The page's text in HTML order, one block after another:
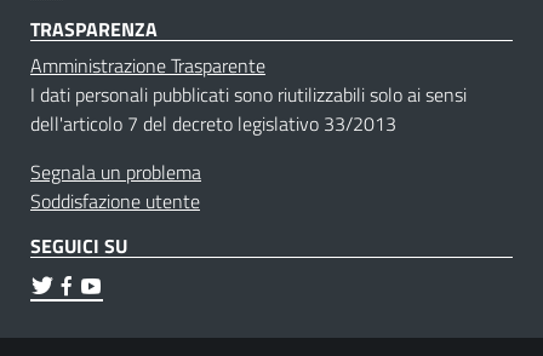
TRASPARENZA
Amministrazione Trasparente
I dati personali pubblicati sono riutilizzabili solo ai sensi
dell'articolo 7 del decreto legislativo 33/2013
Segnala un problema
Soddisfazione utente
SEGUICI SU